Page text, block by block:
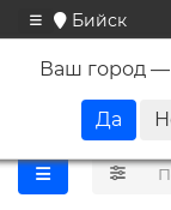
Бийск
Ваш город —